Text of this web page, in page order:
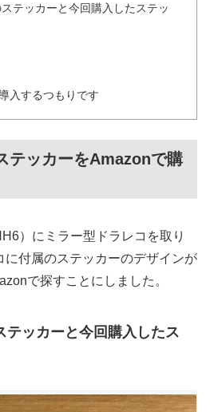
テッカーと今回購入したステッ
入するつもりです
テッカーをAmazonで購
）にミラー型ドラレコを取り
に付属のステッカーのデザインが
で探すことにしました。
テッカーと今回購入したス